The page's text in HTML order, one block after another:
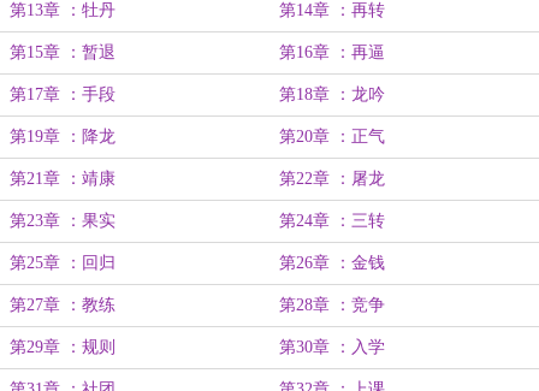
第13章 ：牡丹 第14章 ：再转
第15章 ：暂退 第16章 ：再逼
第17章 ：手段 第18章 ：龙吟
第19章 ：降龙 第20章 ：正气
第21章 ：靖康 第22章 ：屠龙
第23章 ：果实 第24章 ：三转
第25章 ：回归 第26章 ：金钱
第27章 ：教练 第28章 ：竞争
第29章 ：规则 第30章 ：入学